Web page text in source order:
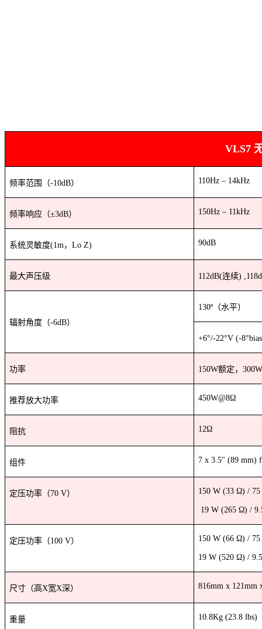
VLS7
频率范围（-10dB） 110Hz – 14kHz
频率响应（±3dB） 150Hz – 11kHz
系统灵敏度(1m ， Lo Z) 90dB
最大声压级 112dB(连续)
辐射角度（-6dB）
130º （水平）
+6°/-22°V (-
功率 150W额定，
推荐放大功率 450W@8Ω
阻抗 12Ω
组件 7 x 3.5" (89 mm)
定压功率（70 V） 150 W (33 Ω) /
19 W (265 Ω) /
定压功率（100 V） 150 W (66 Ω) /
19 W (520 Ω) /
尺寸（高X宽X深） 816mm x 121mm
重量 10.8Kg (23.8 lbs)